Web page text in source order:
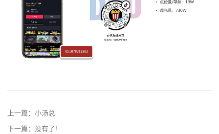
上一篇： 小汤总
下一篇： 没有了!